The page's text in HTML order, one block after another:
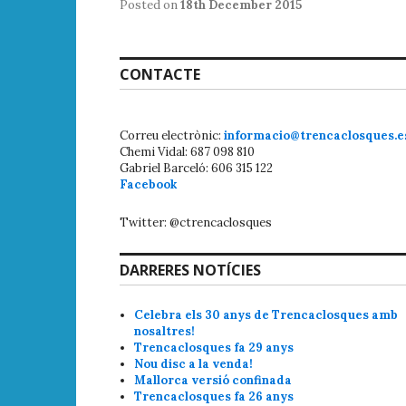
Posted on18th December 2015
CONTACTE
Correu electrònic:
Chemi Vidal: 687 098 810
Gabriel Barceló: 606 315 122
Facebook
Twitter: @ctrencaclosques
DARRERES NOTÍCIES
Celebra els 30 anys de Trencaclosques amb
nosaltres!
Trencaclosques fa 29 anys
Nou disc a la venda!
Mallorca versió confinada
Trencaclosques fa 26 anys